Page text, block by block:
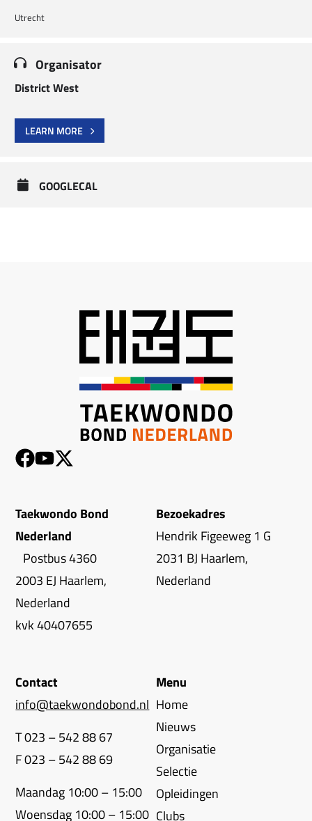
Utrecht
Organisator
District West
LEARN MORE
GOOGLECAL
Taekwondo Bond
Nederland
Postbus 4360
2003 EJ Haarlem,
Nederland
kvk 40407655
Bezoekadres
Hendrik Figeeweg 1 G
2031 BJ Haarlem,
Nederland
Contact
info@taekwondobond.nl
T 023 – 542 88 67
F 023 – 542 88 69
Maandag 10:00 – 15:00
Woensdag 10:00 – 15:00
Menu
Home
Nieuws
Organisatie
Selectie
Opleidingen
Clubs